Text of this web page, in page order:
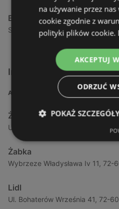
Biedronka
Sienkiewicza 32, 72-510 Wolin
Inne sklepy
ADRES
Żabka
Ul. Barlickiego 4d / 2, 72-602
Żabka
Wybrzeze Władysława Iv 11, 72-
Lidl
Ul. Bohaterów Września 41, 72-
na używanie przez
cookie zgodnie z
polityki plików cookie.
AKCEPTUJ
ODRZUĆ
POKAŻ